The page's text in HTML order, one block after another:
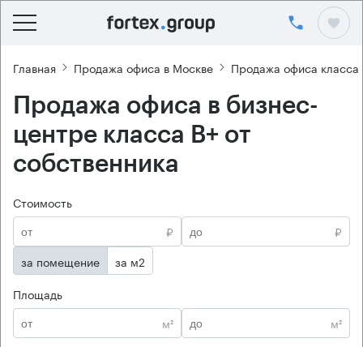
Главная Продажа офиса в Москве Продажа офиса класса
Продажа офиса в бизнес-
центре класса B+ от
собственника
Стоимость
₽
₽
за помещение
за м2
Площадь
м²
м²